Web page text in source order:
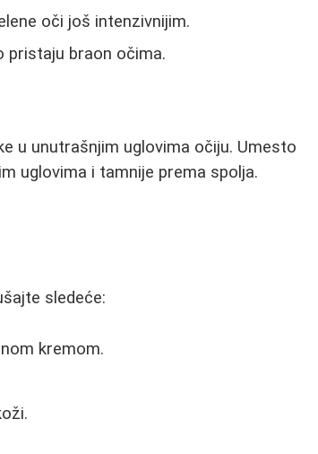
oči još intenzivnijim.
pristaju braon očima.
u unutrašnjim uglovima očiju. Umesto
uglovima i tamnije prema spolja.
sledeće:
kremom.